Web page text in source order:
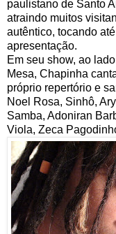
paulistano de Santo
atraindo muitos
autêntico, tocando
apresentação.
Em seu show, ao
Mesa, Chapinha
próprio repertório e
Noel Rosa, Sinhô,
Samba, Adoniran
Viola, Zeca